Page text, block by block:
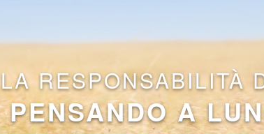
LA RESPONSABILITÀ
PENSANDO A